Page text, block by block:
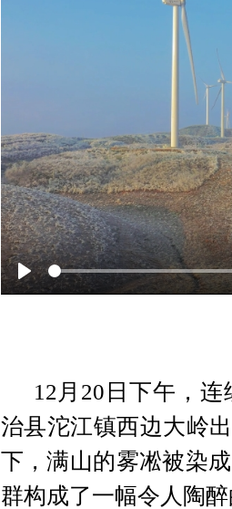
Play
12月20日下午，
治县沱江镇西边大岭
下，满山的雾凇被染
群构成了一幅令人陶